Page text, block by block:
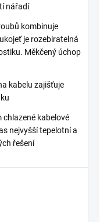
nářadí
kombinuje
je rozebiratelná
Měkčený úchop
kabelu zajišťuje
chlazené kabelové
nejvyšší tepelotní a
řešení